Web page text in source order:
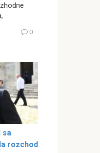
0
sa
rozchod